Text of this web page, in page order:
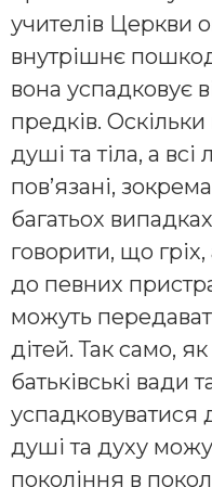
учителів Церкви
внутрішнє
вона успадковує
предків.
душі та тіла, а
пов’язані,
багатьох
говорити, що
до певних
можуть
дітей. Так само,
батьківські вади
успадковуватися
душі та духу
покоління в